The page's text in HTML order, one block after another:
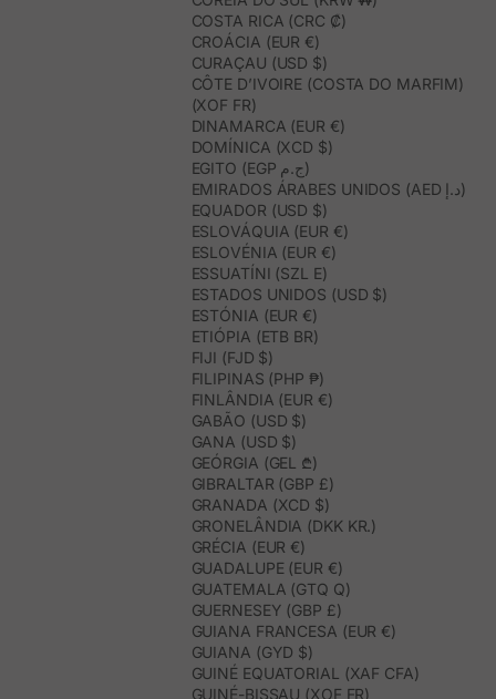
COSTA RICA (CRC ₡)
CROÁCIA (EUR €)
CURAÇAU (USD $)
CÔTE D’IVOIRE (COSTA DO MARFIM)
(XOF FR)
DINAMARCA (EUR €)
DOMÍNICA (XCD $)
EGITO (EGP ج.م)
EMIRADOS ÁRABES UNIDOS (AED د.إ)
EQUADOR (USD $)
ESLOVÁQUIA (EUR €)
ESLOVÉNIA (EUR €)
ESSUATÍNI (SZL E)
ESTADOS UNIDOS (USD $)
ESTÓNIA (EUR €)
ETIÓPIA (ETB BR)
FIJI (FJD $)
FILIPINAS (PHP ₱)
FINLÂNDIA (EUR €)
GABÃO (USD $)
GANA (USD $)
GEÓRGIA (GEL ₾)
GIBRALTAR (GBP £)
GRANADA (XCD $)
GRONELÂNDIA (DKK KR.)
GRÉCIA (EUR €)
GUADALUPE (EUR €)
GUATEMALA (GTQ Q)
GUERNESEY (GBP £)
GUIANA FRANCESA (EUR €)
GUIANA (GYD $)
GUINÉ EQUATORIAL (XAF CFA)
GUINÉ-BISSAU (XOF FR)